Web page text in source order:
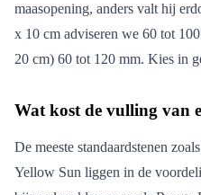
maasopening, anders valt hij
x 10 cm adviseren we 60 tot
20 cm) 60 tot 120 mm. Kies in
Wat kost de vulling van
De meeste standaardstenen
Yellow Sun liggen in de